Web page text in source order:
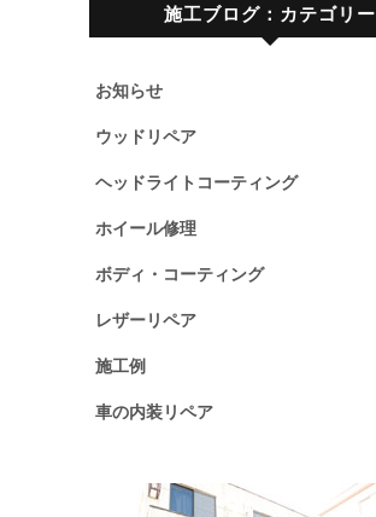
施工ブログ：カテゴリー
お知らせ
ウッドリペア
ヘッドライトコーティング
ホイール修理
ボディ・コーティング
レザーリペア
施工例
車の内装リペア